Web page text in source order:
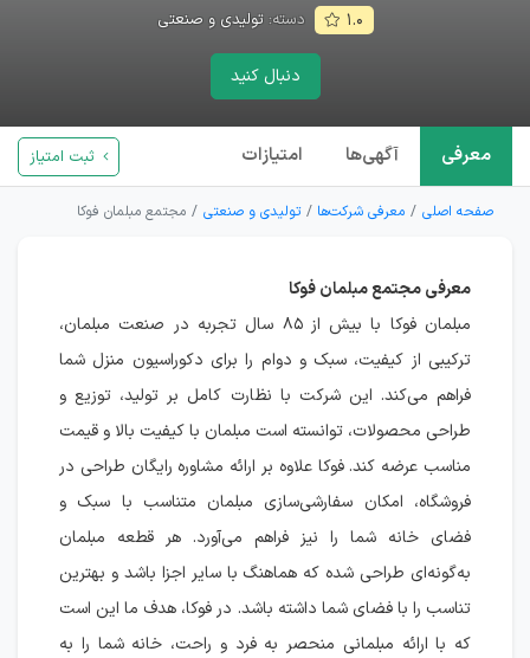
۱.۰ دسته:تولیدی و صنعتی
دنبال کنید
معرفی آگهی‌ها امتیازات ثبت امتیاز
صفحه اصلی معرفی شرکت‌ها تولیدی و صنعتی مجتمع مبلمان فوکا
معرفی مجتمع مبلمان فوکا
مبلمان فوکا با بیش از ۸۵ سال تجربه در صنعت مبلمان،
ترکیبی از کیفیت، سبک و دوام را برای دکوراسیون منزل شما
فراهم می‌کند. این شرکت با نظارت کامل بر تولید، توزیع و
طراحی محصولات، توانسته است مبلمان با کیفیت بالا و قیمت
مناسب عرضه کند. فوکا علاوه بر ارائه مشاوره رایگان طراحی در
فروشگاه، امکان سفارشی‌سازی مبلمان متناسب با سبک و
فضای خانه شما را نیز فراهم می‌آورد. هر قطعه مبلمان
به‌گونه‌ای طراحی شده که هماهنگ با سایر اجزا باشد و بهترین
تناسب را با فضای شما داشته باشد. در فوکا، هدف ما این است
که با ارائه مبلمانی منحصر به فرد و راحت، خانه شما را به